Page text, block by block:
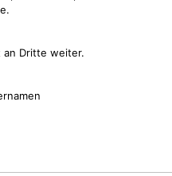
an Dritte weiter.